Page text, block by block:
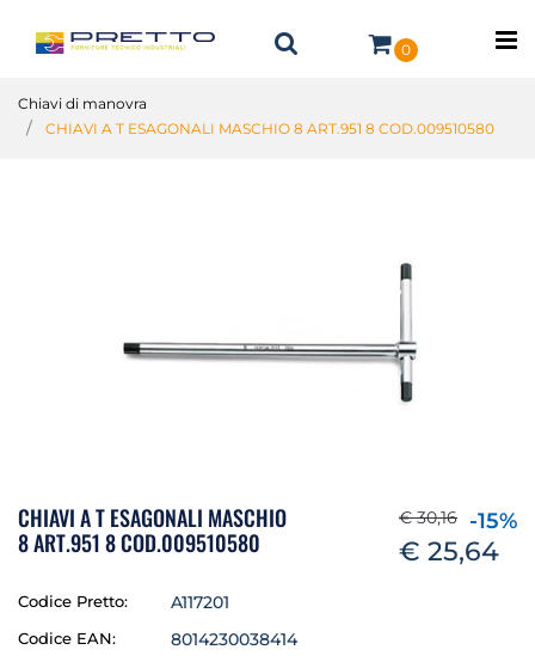
0
Chiavi di manovra
CHIAVI A T ESAGONALI MASCHIO 8 ART.951 8 COD.009510580
CHIAVI A T ESAGONALI MASCHIO
8 ART.951 8 COD.009510580
€ 30,16 -15%
€ 25,64
Codice Pretto: A117201
Codice EAN: 8014230038414